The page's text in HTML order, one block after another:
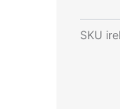
SKU